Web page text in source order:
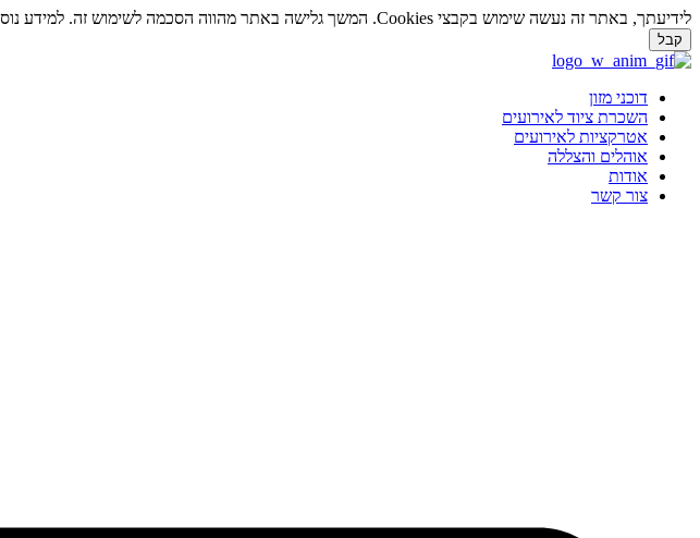
לידיעתך, באתר זה נעשה שימוש בקבצי Cookies. המשך גלישה באתר מהווה הסכמה לשימוש זה. למידע נוסף על
קבל
דלג
דוכני מזון
השכרת ציוד לאירועים
אטרקציות לאירועים
אוהלים והצללה
אודות
צור קשר